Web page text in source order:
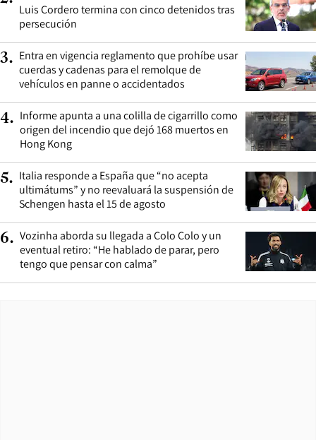
Luis Cordero termina con cinco detenidos tras
persecución
3. Entra en vigencia reglamento que prohíbe usar
cuerdas y cadenas para el remolque de
vehículos en panne o accidentados
4. Informe apunta a una colilla de cigarrillo como
origen del incendio que dejó 168 muertos en
Hong Kong
5. Italia responde a España que “no acepta
ultimátums” y no reevaluará la suspensión de
Schengen hasta el 15 de agosto
6. Vozinha aborda su llegada a Colo Colo y un
eventual retiro: “He hablado de parar, pero
tengo que pensar con calma”